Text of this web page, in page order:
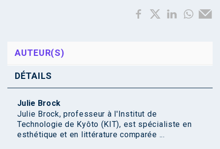
AUTEUR(S)
DÉTAILS
Julie Brock
Julie Brock, professeur à l'Institut de
Technologie de Kyôto (KIT), est spécialiste en
esthétique et en littérature comparée ...